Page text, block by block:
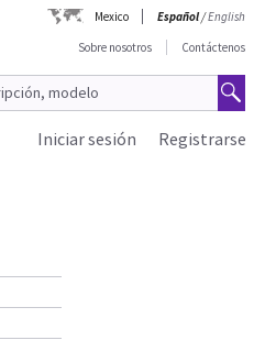
Mexico Español/English
Sobre nosotros
Contáctenos
Registrarse
Iniciar sesión